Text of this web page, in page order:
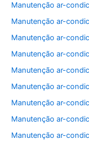
Manutenção ar-
Manutenção ar-
Manutenção ar-
Manutenção ar-
Manutenção ar-
Manutenção ar-
Manutenção ar-
Manutenção ar-
Manutenção ar-